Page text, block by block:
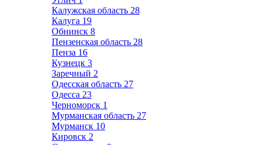
Калужская область 28
Калуга 19
Обнинск 8
Пензенская область 28
Пенза 16
Кузнецк 3
Заречный 2
Одесская область 27
Одесса 23
Черноморск 1
Мурманская область 27
Мурманск 10
Кировск 2